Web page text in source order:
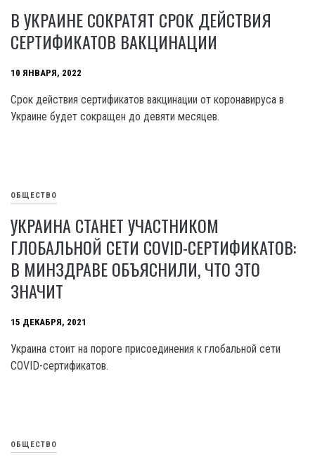
В УКРАИНЕ СОКРАТЯТ СРОК ДЕЙСТВИЯ
СЕРТИФИКАТОВ ВАКЦИНАЦИИ
10 ЯНВАРЯ, 2022
Срок действия сертификатов вакцинации от коронавируса в
Украине будет сокращен до девяти месяцев.
ОБЩЕСТВО
УКРАИНА СТАНЕТ УЧАСТНИКОМ
ГЛОБАЛЬНОЙ СЕТИ COVID-СЕРТИФИКАТОВ:
В МИНЗДРАВЕ ОБЪЯСНИЛИ, ЧТО ЭТО
ЗНАЧИТ
15 ДЕКАБРЯ, 2021
Украина стоит на пороге присоединения к глобальной сети
COVID-сертификатов.
ОБЩЕСТВО